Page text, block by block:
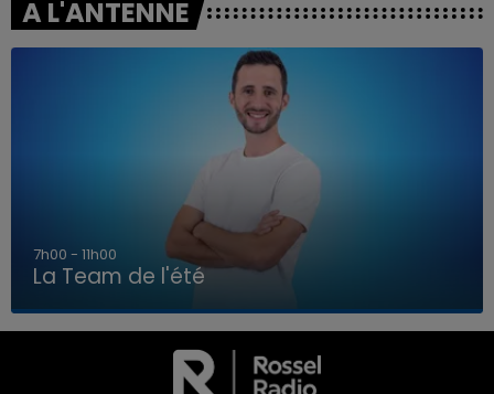
LA TEAM DE L'ÉTÉ
A L'ANTENNE
7h00 - 11h00
La Team de l'été